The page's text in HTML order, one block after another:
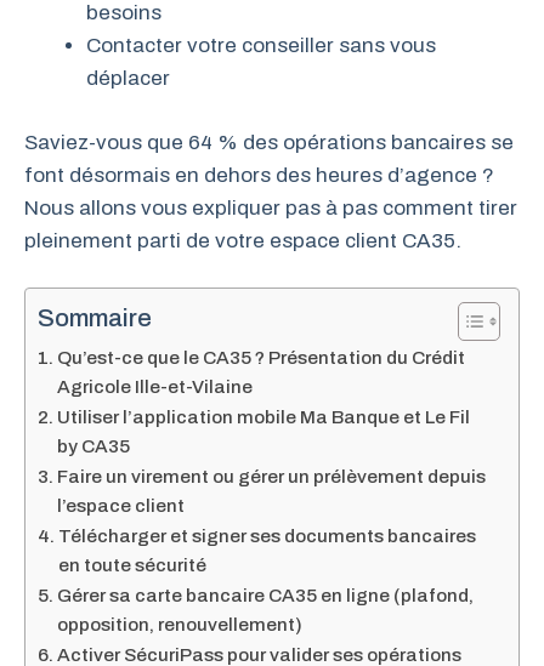
besoins
Contacter votre conseiller sans vous
déplacer
Saviez-vous que 64 % des opérations bancaires se
font désormais en dehors des heures d’agence ?
Nous allons vous expliquer pas à pas comment tirer
pleinement parti de votre espace client CA35.
Sommaire
Qu’est-ce que le CA35 ? Présentation du Crédit
Agricole Ille-et-Vilaine
Utiliser l’application mobile Ma Banque et Le Fil
by CA35
Faire un virement ou gérer un prélèvement depuis
l’espace client
Télécharger et signer ses documents bancaires
en toute sécurité
Gérer sa carte bancaire CA35 en ligne (plafond,
opposition, renouvellement)
Activer SécuriPass pour valider ses opérations